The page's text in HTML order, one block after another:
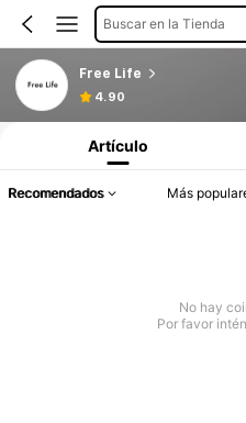
Buscar en la Tienda
Free Life
4.90
Artículo
Recomendados Más
No hay
Por favor